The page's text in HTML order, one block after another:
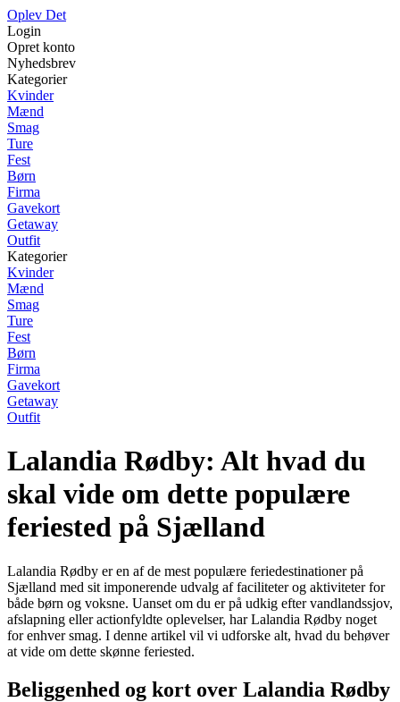
Oplev Det
Login
Opret konto
Nyhedsbrev
Kategorier
Kvinder
Mænd
Smag
Ture
Fest
Børn
Firma
Gavekort
Getaway
Outfit
Kategorier
Kvinder
Mænd
Smag
Ture
Fest
Børn
Firma
Gavekort
Getaway
Outfit
Lalandia Rødby: Alt hvad du
skal vide om dette populære
feriested på Sjælland
Lalandia Rødby er en af de mest populære feriedestinationer på
Sjælland med sit imponerende udvalg af faciliteter og aktiviteter for
både børn og voksne. Uanset om du er på udkig efter vandlandssjov,
afslapning eller actionfyldte oplevelser, har Lalandia Rødby noget
for enhver smag. I denne artikel vil vi udforske alt, hvad du behøver
at vide om dette skønne feriested.
Beliggenhed og kort over Lalandia Rødby